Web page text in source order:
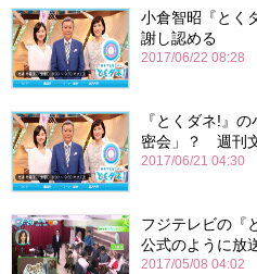
小倉智昭『とく
謝し認める
2017/06/22 08:28
『とくダネ!』
密会」？ 週刊
2017/06/21 04:30
フジテレビの『
公式のように
2017/05/08 04:02